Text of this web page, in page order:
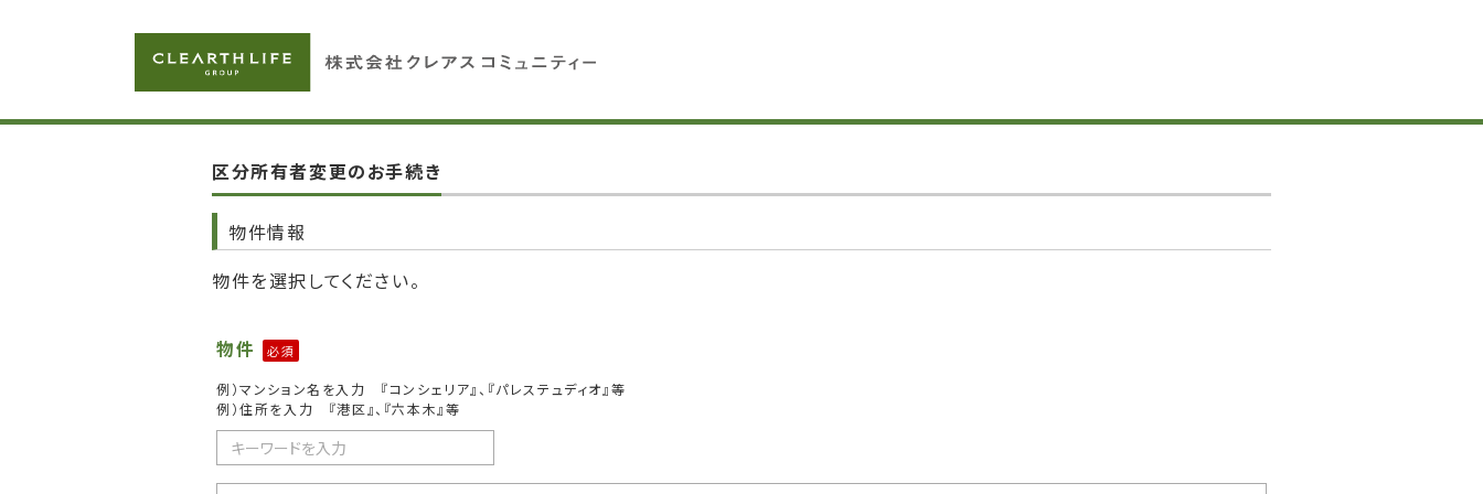
区分所有者変更のお手続き
物件情報
物件を選択してください。
物件 必須
例）マンション名を入力 『コンシェリア』、『パレステュディオ』等
例）住所を入力 『港区』、『六本木』等